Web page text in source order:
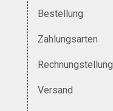
Bestellung
Zahlungsarten
Rechnungstellung
Versand